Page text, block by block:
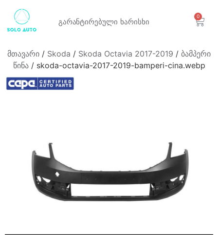
გარანტირებული ხარისხი
0
მთავარი / Skoda / Skoda Octavia 2017-2019 / ბამპერი
წინა/ skoda-octavia-2017-2019-bamperi-cina.webp